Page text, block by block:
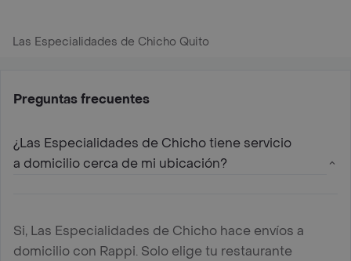
Las Especialidades de Chicho Quito
Preguntas frecuentes
¿Las Especialidades de Chicho tiene servicio
a domicilio cerca de mi ubicación?
Si, Las Especialidades de Chicho hace envíos a
domicilio con Rappi. Solo elige tu restaurante